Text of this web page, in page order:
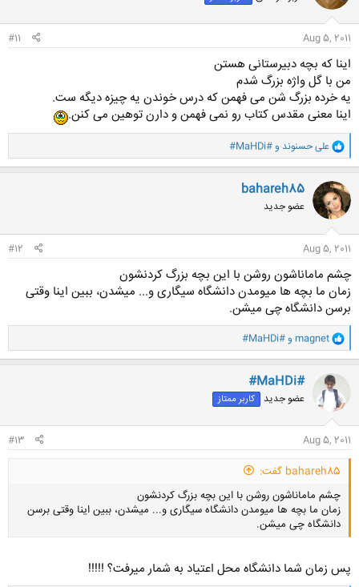
ا
Aug 5, 2011
#11
اینا که بچه دبیرستانی هستن
من با گل واژه بزرگ شدم
یه خرده بزرگ شن می فهمن که درس خوندن یه چیزه دیگه ست.
اینا معنی مقدس کتاب رو نمی فهمن و دارن توهین می کنن.
و
ا
ک
ن
ش
ه
ا
علی حسنوند و#MaHDi#
bahareh85
عضو جدید
Aug 5, 2011
#12
چشم ماماناشون روشن با این بچه بزرگ کردنشون
زمان ما بچه ها میومدن دانشگاه سیگاری و... میشدن، ببین اینا وقتی
برسن دانشگاه چی میشن.
و
ا
ک
ن
ش
ه
magnet و #MaHDi#
#MaHDi#
عضو جدید کاربر ممتاز
Aug 5, 2011
#13
bahareh85 گفت:
چشم ماماناشون روشن با این بچه بزرگ کردنشون
زمان ما بچه ها میومدن دانشگاه سیگاری و... میشدن، ببین اینا وقتی برسن
دانشگاه چی میشن.
پس زمان شما دانشگاه محل اعتیاد به شمار میرفت؟ !!!!!